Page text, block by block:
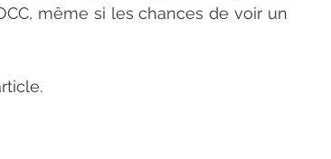
même si les chances de voir un